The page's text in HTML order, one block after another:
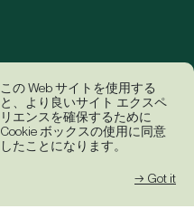
この Web サイトを使用する
と、より良いサイト エクスペ
リエンスを確保するために
Cookie ボックスの使用に同意
したことになります。
→ Got it